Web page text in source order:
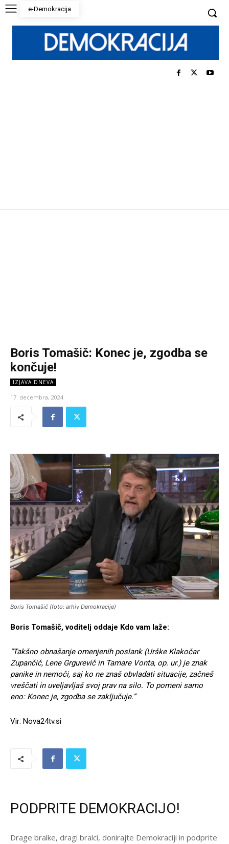
e-Demokracija
Boris Tomašič: Konec je, zgodba se
končuje!
IZJAVA DNEVA
17. decembra, 2024
Boris Tomašič (foto: arhiv Demokracije)
Boris Tomašič, voditelj oddaje Kdo vam laže:
“Takšno obnašanje omenjenih poslank (Urške Klakočar
Zupančič, Lene Grgurevič in Tamare Vonta, op. ur.) je znak
panike in nemoči, saj ko ne znaš obvladati situacije, začneš
vreščati in uveljavljaš svoj prav na silo. To pomeni samo
eno: Konec je, zgodba se zaključuje.”
Vir: Nova24tv.si
PODPRITE DEMOKRACIJO!
Drage bralke, dragi bralci, donirajte Demokraciji in podprite